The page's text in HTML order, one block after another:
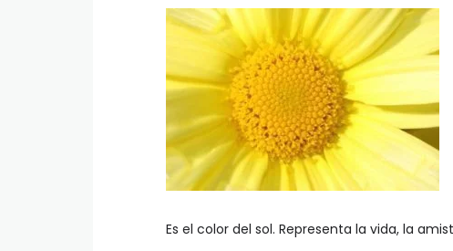
Es el color del sol. Representa la vida, la